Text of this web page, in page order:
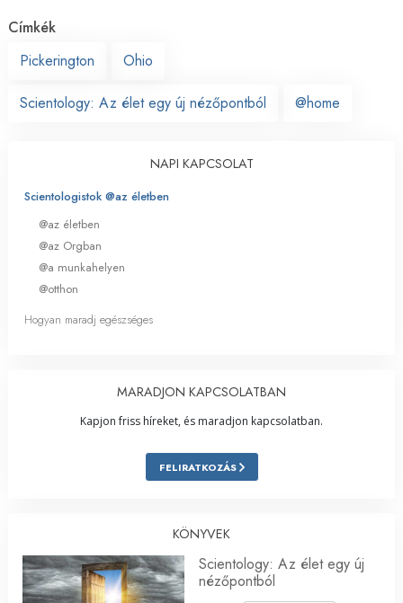
Címkék
Pickerington
Ohio
Scientology: Az élet egy új nézőpontból @home
NAPI KAPCSOLAT
Scientologistok @az életben
@az életben
@az Orgban
@a munkahelyen
@otthon
Hogyan maradj egészséges
MARADJON KAPCSOLATBAN
Kapjon friss híreket, és maradjon kapcsolatban.
FELIRATKOZÁS
KÖNYVEK
Scientology: Az élet egy új
nézőpontból